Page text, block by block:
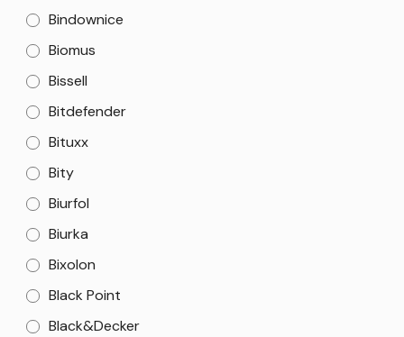
Bindownice
Biomus
Bissell
Bitdefender
Bituxx
Bity
Biurfol
Biurka
Bixolon
Black Point
Black&Decker